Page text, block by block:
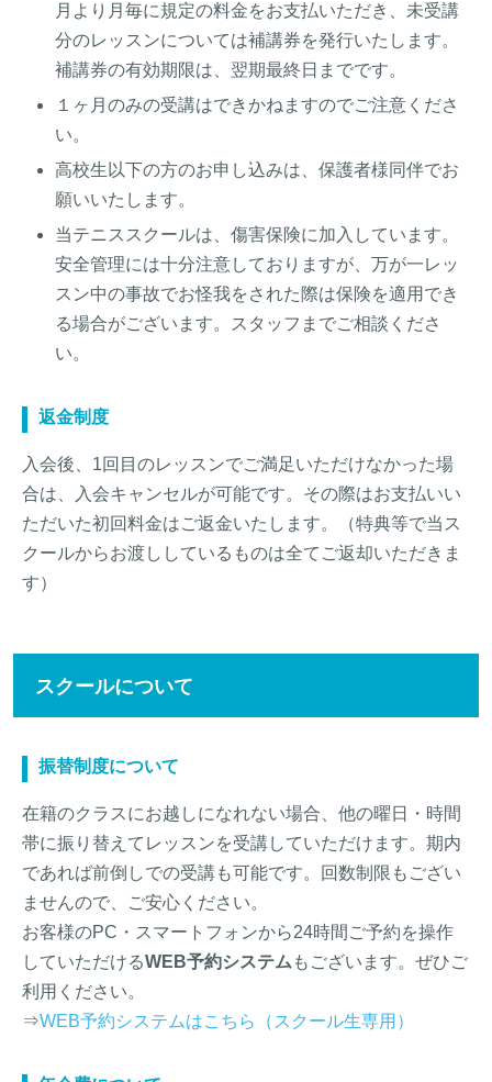
月より月毎に規定の料金をお支払いただき、未受講
分のレッスンについては補講券を発行いたします。
補講券の有効期限は、翌期最終日までです。
１ヶ月のみの受講はできかねますのでご注意くださ
い。
高校生以下の方のお申し込みは、保護者様同伴でお
願いいたします。
当テニススクールは、傷害保険に加入しています。
安全管理には十分注意しておりますが、万が一レッ
スン中の事故でお怪我をされた際は保険を適用でき
る場合がございます。スタッフまでご相談くださ
い。
返金制度
入会後、1回目のレッスンでご満足いただけなかった場
合は、入会キャンセルが可能です。その際はお支払いい
ただいた初回料金はご返金いたします。（特典等で当ス
クールからお渡ししているものは全てご返却いただきま
す）
スクールについて
振替制度について
在籍のクラスにお越しになれない場合、他の曜日・時間
帯に振り替えてレッスンを受講していただけます。期内
であれば前倒しでの受講も可能です。回数制限もござい
ませんので、ご安心ください。
お客様のPC・スマートフォンから24時間ご予約を操作
していただけるWEB予約システム もございます。ぜひご
利用ください。
⇒WEB予約システムはこちら（スクール生専用）